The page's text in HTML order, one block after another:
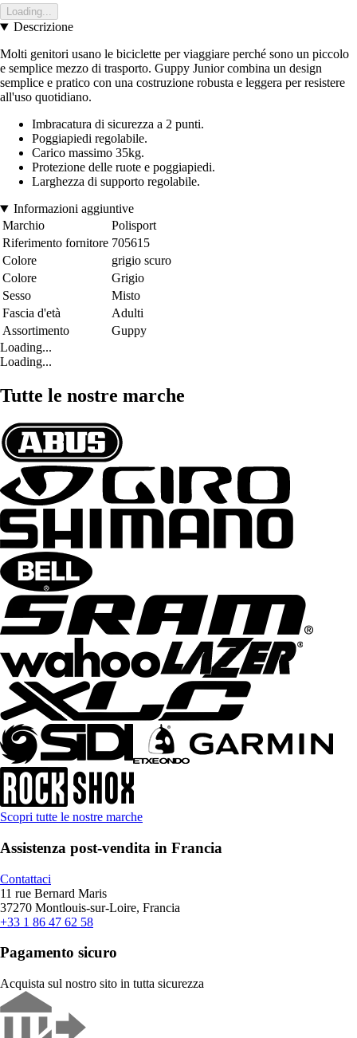
Loading...
Descrizione
Molti genitori usano le biciclette per viaggiare perché sono un piccolo
e semplice mezzo di trasporto. Guppy Junior combina un design
semplice e pratico con una costruzione robusta e leggera per resistere
all'uso quotidiano.
Imbracatura di sicurezza a 2 punti.
Poggiapiedi regolabile.
Carico massimo 35kg.
Protezione delle ruote e poggiapiedi.
Larghezza di supporto regolabile.
Informazioni aggiuntive
Marchio
Polisport
Riferimento fornitore 705615
Colore
grigio scuro
Colore
Grigio
Sesso
Misto
Fascia d'età
Adulti
Assortimento
Guppy
Loading...
Loading...
Tutte le nostre marche
Scopri tutte le nostre marche
Assistenza post-vendita in Francia
Contattaci
11 rue Bernard Maris
37270 Montlouis-sur-Loire, Francia
+33 1 86 47 62 58
Pagamento sicuro
Acquista sul nostro sito in tutta sicurezza